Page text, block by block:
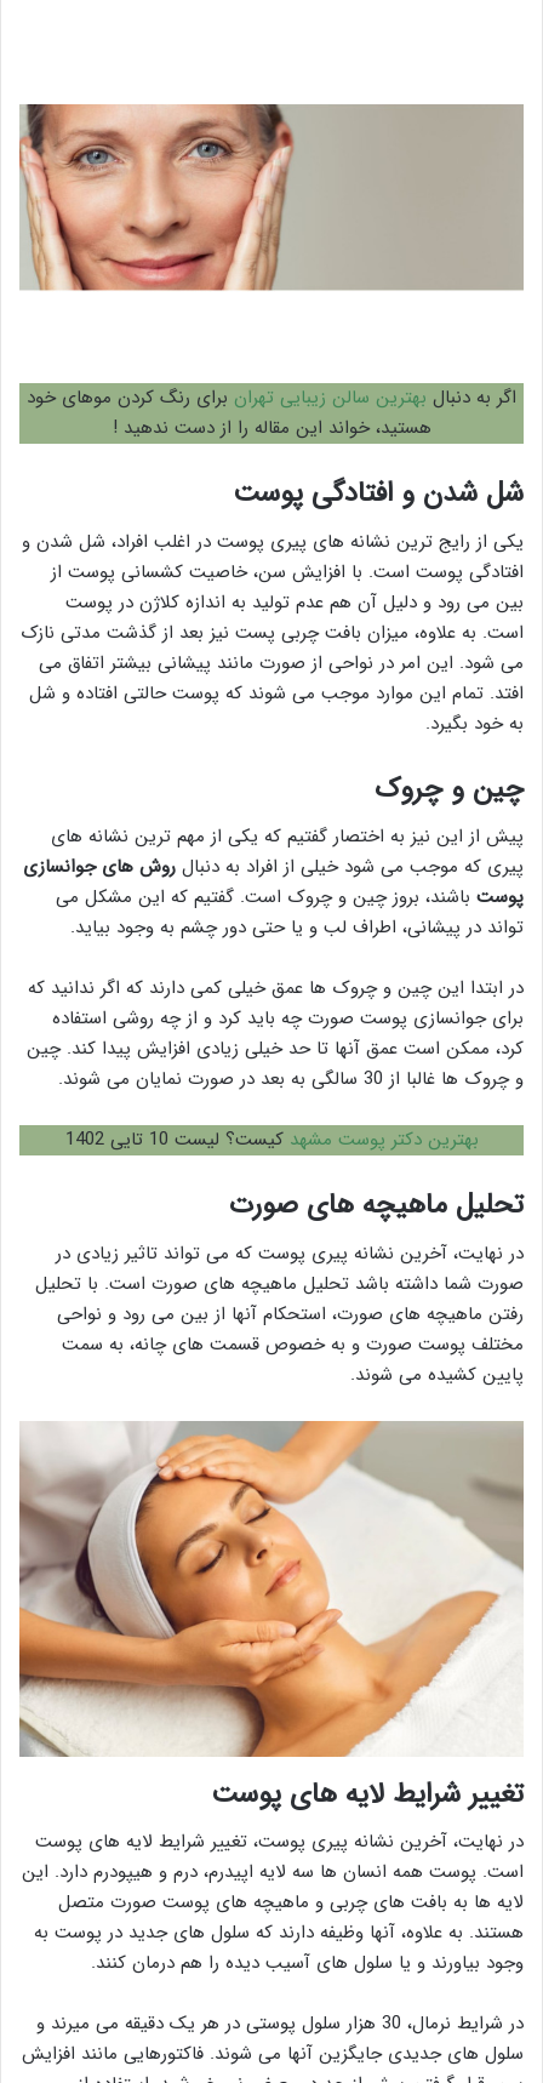
اگر به دنبال بهترین سالن زیبایی تهران برای رنگ کردن موهای خود
هستید، خواند این مقاله را از دست ندهید !
شل شدن و افتادگی پوست
یکی از رایج ترین نشانه های پیری پوست در اغلب افراد، شل شدن و
افتادگی پوست است. با افزایش سن، خاصیت کشسانی پوست از
بین می رود و دلیل آن هم عدم تولید به اندازه کلاژن در پوست
است. به علاوه، میزان بافت چربی پست نیز بعد از گذشت مدتی نازک
می شود. این امر در نواحی از صورت مانند پیشانی بیشتر اتفاق می
افتد. تمام این موارد موجب می شوند که پوست حالتی افتاده و شل
به خود بگیرد.
چین و چروک
پیش از این نیز به اختصار گفتیم که یکی از مهم ترین نشانه های
پیری که موجب می شود خیلی از افراد به دنبال روش های جوانسازی
پوست باشند، بروز چین و چروک است. گفتیم که این مشکل می
تواند در پیشانی، اطراف لب و یا حتی دور چشم به وجود بیاید.
در ابتدا این چین و چروک ها عمق خیلی کمی دارند که اگر ندانید که
برای جوانسازی پوست صورت چه باید کرد و از چه روشی استفاده
کرد، ممکن است عمق آنها تا حد خیلی زیادی افزایش پیدا کند. چین
و چروک ها غالبا از 30 سالگی به بعد در صورت نمایان می شوند.
بهترین دکتر پوست مشهد کیست؟ لیست 10 تایی 1402
تحلیل ماهیچه های صورت
در نهایت، آخرین نشانه پیری پوست که می تواند تاثیر زیادی در
صورت شما داشته باشد تحلیل ماهیچه های صورت است. با تحلیل
رفتن ماهیچه های صورت، استحکام آنها از بین می رود و نواحی
مختلف پوست صورت و به خصوص قسمت های چانه، به سمت
پایین کشیده می شوند.
تغییر شرایط لایه های پوست
در نهایت، آخرین نشانه پیری پوست، تغییر شرایط لایه های پوست
است. پوست همه انسان ها سه لایه اپیدرم، درم و هیپودرم دارد. این
لایه ها به بافت های چربی و ماهیچه های پوست صورت متصل
هستند. به علاوه، آنها وظیفه دارند که سلول های جدید در پوست به
وجود بیاورند و یا سلول های آسیب دیده را هم درمان کنند.
در شرایط نرمال، 30 هزار سلول پوستی در هر یک دقیقه می میرند و
سلول های جدیدی جایگزین آنها می شوند. فاکتورهایی مانند افزایش